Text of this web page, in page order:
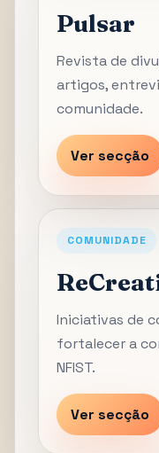
Pulsar
Revista de
artigos,
comunidade.
Ver secção
COMUNIDADE
Iniciativas de
fortalecer a
NFIST.
Ver secção